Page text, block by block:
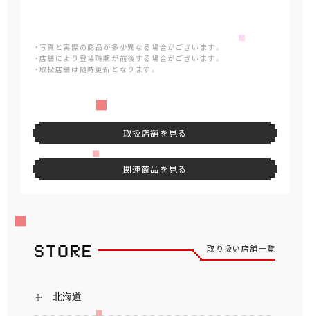
・写真と実際の商品が多少異なる場合がございます。
・店舗により登場時期が前後する場合がございます。
・取扱店舗は随時更新となります。
取扱店舗を見る
関連商品を見る
取り扱い店舗一覧
北海道